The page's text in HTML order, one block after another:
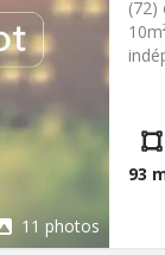
11 photos
(72)
93